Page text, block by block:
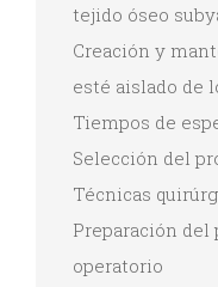
tejido óseo
Creación y
esté aislado de
Tiempos de
Selección del
Técnicas
Preparación del
operatorio